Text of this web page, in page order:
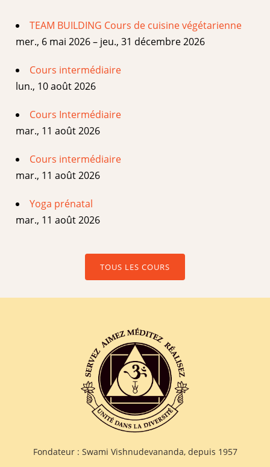
TEAM BUILDING Cours de cuisine végétarienne
mer., 6 mai 2026 – jeu., 31 décembre 2026
Cours intermédiaire
lun., 10 août 2026
Cours Intermédiaire
mar., 11 août 2026
Cours intermédiaire
mar., 11 août 2026
Yoga prénatal
mar., 11 août 2026
TOUS LES COURS
Fondateur : Swami Vishnudevananda, depuis 1957